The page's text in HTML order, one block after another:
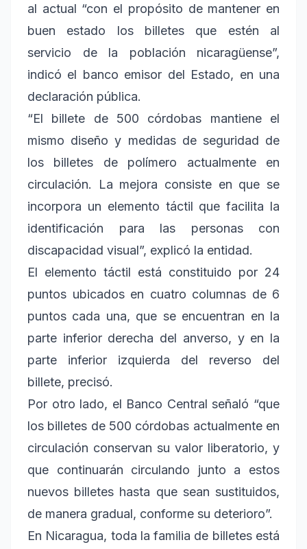
al actual “con el propósito de mantener en
buen estado los billetes que estén al
servicio de la población nicaragüense”,
indicó el banco emisor del Estado, en una
declaración pública.
“El billete de 500 córdobas mantiene el
mismo diseño y medidas de seguridad de
los billetes de polímero actualmente en
circulación. La mejora consiste en que se
incorpora un elemento táctil que facilita la
identificación para las personas con
discapacidad visual”, explicó la entidad.
El elemento táctil está constituido por 24
puntos ubicados en cuatro columnas de 6
puntos cada una, que se encuentran en la
parte inferior derecha del anverso, y en la
parte inferior izquierda del reverso del
billete, precisó.
Por otro lado, el Banco Central señaló “que
los billetes de 500 córdobas actualmente en
circulación conservan su valor liberatorio, y
que continuarán circulando junto a estos
nuevos billetes hasta que sean sustituidos,
de manera gradual, conforme su deterioro”.
En Nicaragua, toda la familia de billetes está